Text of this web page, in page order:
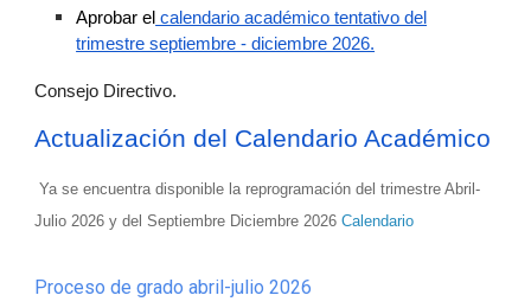
Aprobar el calendario académico tentativo del
trimestre septiembre - diciembre 2026.
Consejo Directivo.
Actualización del Calendario Académico
Ya se encuentra disponible la reprogramación del trimestre Abril-
Julio 2026 y del Septiembre Diciembre 2026Calendario
Proceso de grado abril-julio 2026